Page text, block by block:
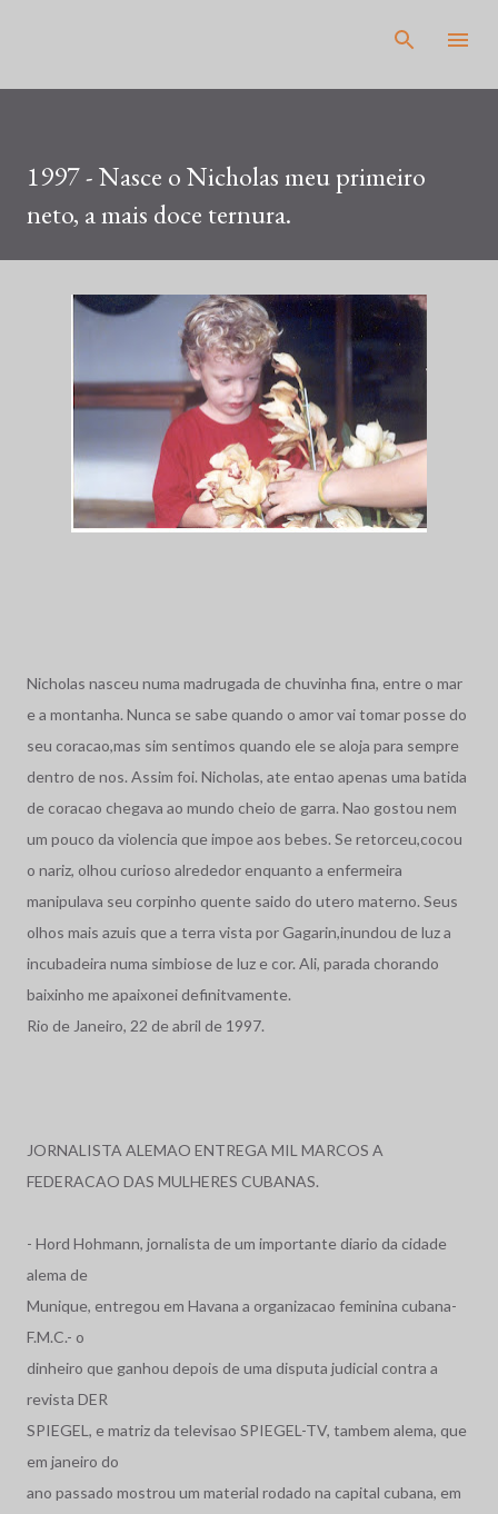
1997 - Nasce o Nicholas meu primeiro
neto, a mais doce ternura.
Nicholas nasceu numa madrugada de chuvinha fina, entre o mar
e a montanha. Nunca se sabe quando o amor vai tomar posse do
seu coracao,mas sim sentimos quando ele se aloja para sempre
dentro de nos. Assim foi. Nicholas, ate entao apenas uma batida
de coracao chegava ao mundo cheio de garra. Nao gostou nem
um pouco da violencia que impoe aos bebes. Se retorceu,cocou
o nariz, olhou curioso alrededor enquanto a enfermeira
manipulava seu corpinho quente saido do utero materno. Seus
olhos mais azuis que a terra vista por Gagarin,inundou de luz a
incubadeira numa simbiose de luz e cor. Ali, parada chorando
baixinho me apaixonei definitvamente.
Rio de Janeiro, 22 de abril de 1997.
JORNALISTA ALEMAO ENTREGA MIL MARCOS A
FEDERACAO DAS MULHERES CUBANAS.
- Hord Hohmann, jornalista de um importante diario da cidade
alema de
Munique, entregou em Havana a organizacao feminina cubana-
F.M.C.- o
dinheiro que ganhou depois de uma disputa judicial contra a
revista DER
SPIEGEL, e matriz da televisao SPIEGEL-TV, tambem alema, que
em janeiro do
ano passado mostrou um material rodado na capital cubana, em